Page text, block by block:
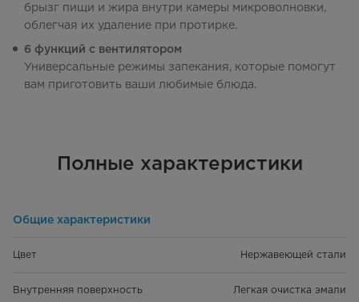
брызг пищи и жира внутри камеры микроволновки,
облегчая их удаление при протирке.
6 функций с вентилятором
Универсальные режимы запекания, которые помогут
вам приготовить ваши любимые блюда.
Полные характеристики
Общие характеристики
Цвет Hержавеющей стали
Внутренняя поверхность Легкая очистка эмали